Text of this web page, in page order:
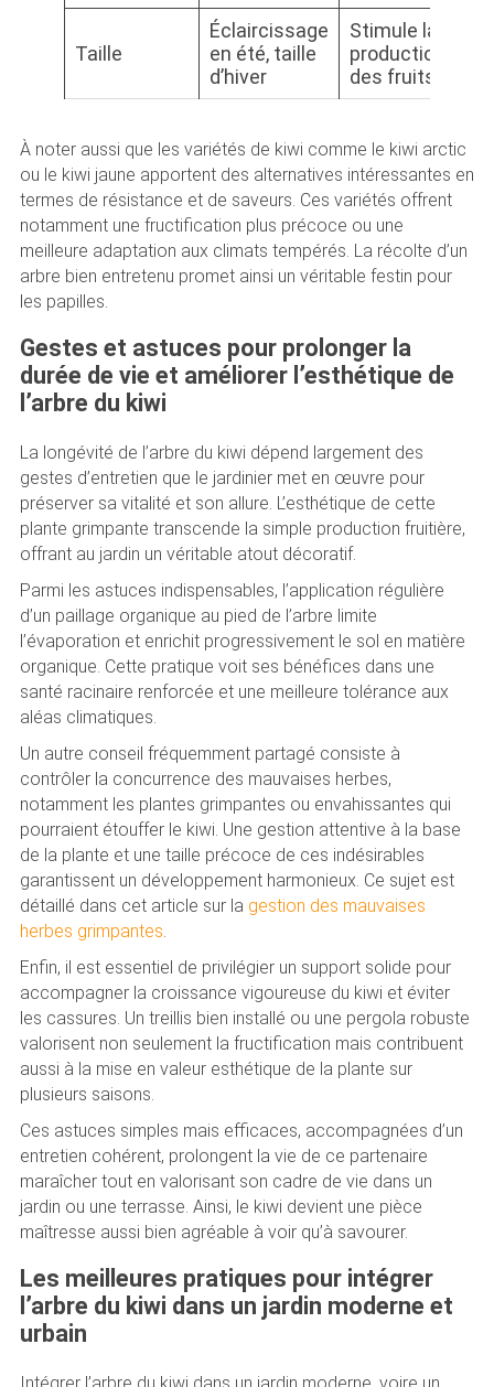
Taille
Éclaircissage
en été, taille
d’hiver
Stimule la
production
des fruits
À noter aussi que les variétés de kiwi comme le kiwi arctic
ou le kiwi jaune apportent des alternatives intéressantes en
termes de résistance et de saveurs. Ces variétés offrent
notamment une fructification plus précoce ou une
meilleure adaptation aux climats tempérés. La récolte d’un
arbre bien entretenu promet ainsi un véritable festin pour
les papilles.
Gestes et astuces pour prolonger la
durée de vie et améliorer l’esthétique de
l’arbre du kiwi
La longévité de l’arbre du kiwi dépend largement des
gestes d’entretien que le jardinier met en œuvre pour
préserver sa vitalité et son allure. L’esthétique de cette
plante grimpante transcende la simple production fruitière,
offrant au jardin un véritable atout décoratif.
Parmi les astuces indispensables, l’application régulière
d’un paillage organique au pied de l’arbre limite
l’évaporation et enrichit progressivement le sol en matière
organique. Cette pratique voit ses bénéfices dans une
santé racinaire renforcée et une meilleure tolérance aux
aléas climatiques.
Un autre conseil fréquemment partagé consiste à
contrôler la concurrence des mauvaises herbes,
notamment les plantes grimpantes ou envahissantes qui
pourraient étouffer le kiwi. Une gestion attentive à la base
de la plante et une taille précoce de ces indésirables
garantissent un développement harmonieux. Ce sujet est
détaillé dans cet article sur la gestion des mauvaises
herbes grimpantes.
Enfin, il est essentiel de privilégier un support solide pour
accompagner la croissance vigoureuse du kiwi et éviter
les cassures. Un treillis bien installé ou une pergola robuste
valorisent non seulement la fructification mais contribuent
aussi à la mise en valeur esthétique de la plante sur
plusieurs saisons.
Ces astuces simples mais efficaces, accompagnées d’un
entretien cohérent, prolongent la vie de ce partenaire
maraîcher tout en valorisant son cadre de vie dans un
jardin ou une terrasse. Ainsi, le kiwi devient une pièce
maîtresse aussi bien agréable à voir qu’à savourer.
Les meilleures pratiques pour intégrer
l’arbre du kiwi dans un jardin moderne et
urbain
Intégrer l’arbre du kiwi dans un jardin moderne, voire un